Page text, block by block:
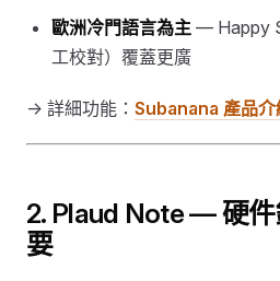
歐洲冷門語言為主 — Happy
工校對）覆蓋更廣
→ 詳細功能： Subanana 產品介
2. Plaud Note — 硬
要